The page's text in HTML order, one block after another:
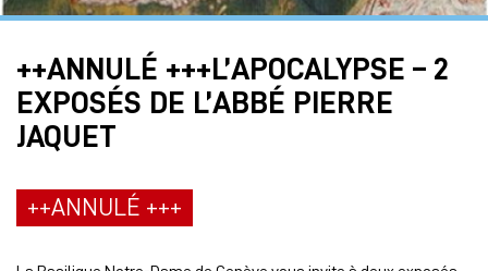
++ANNULÉ +++L’APOCALYPSE – 2
EXPOSÉS DE L’ABBÉ PIERRE
JAQUET
++ANNULÉ +++